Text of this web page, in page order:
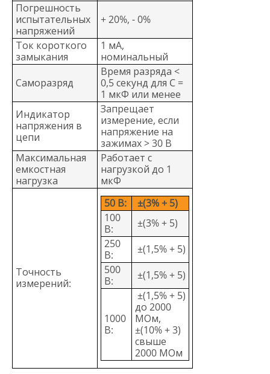
Погрешность
испытательных
напряжений
+ 20%, - 0%
Ток короткого
замыкания
1 мА,
номинальный
Саморазряд
Время разряда <
0,5 секунд для C =
1 мкФ или менее
Индикатор
напряжения в
цепи
Запрещает
измерение, если
напряжение на
зажимах > 30 В
Максимальная
емкостная
нагрузка
Работает с
нагрузкой до 1
мкФ
Точность
измерений:
50 В:
±(3% + 5)
100
В:
±(3% + 5)
250
В:
±(1,5% + 5)
500
В:
±(1,5% + 5)
1000
В:
±(1,5% + 5)
до 2000
МОм,
±(10% + 3)
свыше
2000 МОм